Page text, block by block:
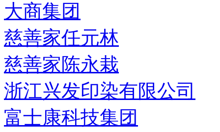
大商集团
慈善家任元林
慈善家陈永栽
浙江兴发印染有限公司
富士康科技集团